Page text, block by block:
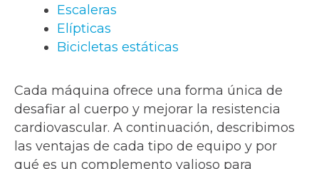
Escaleras
Elípticas
Bicicletas estáticas
Cada máquina ofrece una forma única de
desafiar al cuerpo y mejorar la resistencia
cardiovascular. A continuación, describimos
las ventajas de cada tipo de equipo y por
qué es un complemento valioso para